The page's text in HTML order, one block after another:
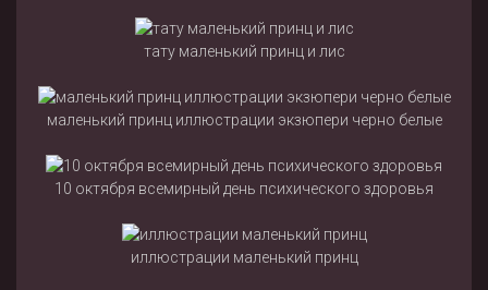
тату маленький принц и лис
маленький принц иллюстрации экзюпери черно белые
10 октября всемирный день психического здоровья
иллюстрации маленький принц